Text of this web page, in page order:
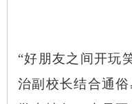
“好朋友之间开玩
治副校长结合通